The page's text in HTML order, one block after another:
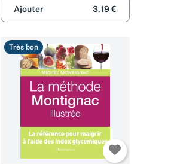
essen Sie gesund im
Restaurant
Ajouter 3,19 €
Très bon